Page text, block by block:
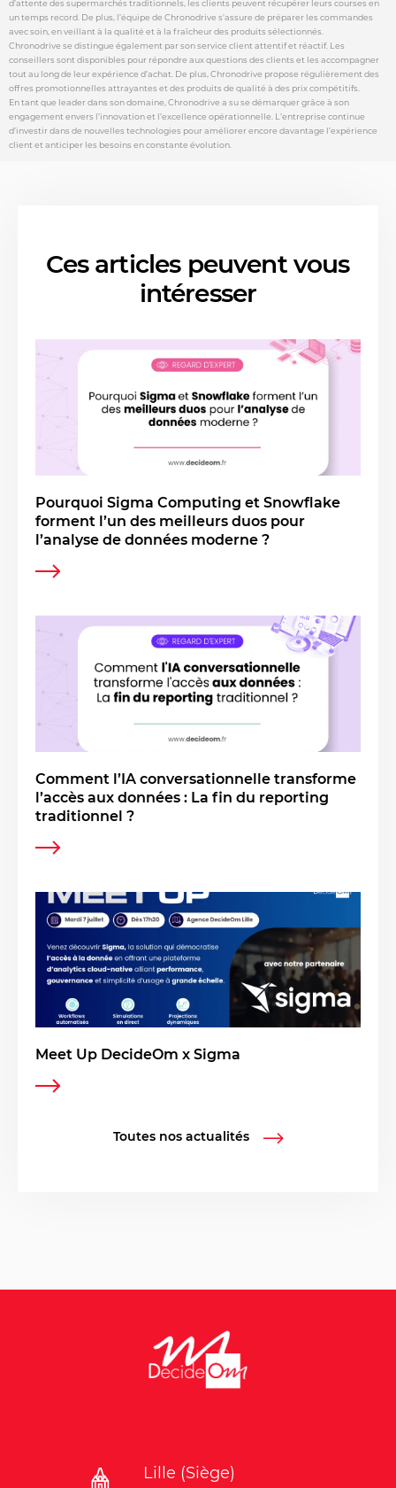
d’attente des supermarchés traditionnels, les clients peuvent récupérer leurs courses en
un temps record. De plus, l’équipe de Chronodrive s’assure de préparer les commandes
avec soin, en veillant à la qualité et à la fraîcheur des produits sélectionnés.
Chronodrive se distingue également par son service client attentif et réactif. Les
conseillers sont disponibles pour répondre aux questions des clients et les accompagner
tout au long de leur expérience d’achat. De plus, Chronodrive propose régulièrement des
offres promotionnelles attrayantes et des produits de qualité à des prix compétitifs.
En tant que leader dans son domaine, Chronodrive a su se démarquer grâce à son
engagement envers l’innovation et l’excellence opérationnelle. L’entreprise continue
d’investir dans de nouvelles technologies pour améliorer encore davantage l’expérience
client et anticiper les besoins en constante évolution.
Ces articles peuvent vous
intéresser
Pourquoi Sigma Computing et Snowflake
forment l’un des meilleurs duos pour
l’analyse de données moderne ?
Comment l’IA conversationnelle transforme
l’accès aux données : La fin du reporting
traditionnel ?
Meet Up DecideOm x Sigma
Toutes nos actualités
Lille (Siège)